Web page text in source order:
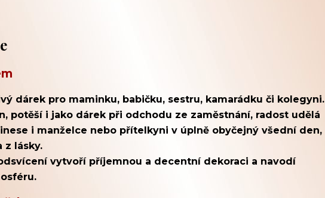
dárek pro maminku, babičku, sestru, kamarádku či kolegyni.
potěší i jako dárek při odchodu ze zaměstnání, radost udělá
i manželce nebo přítelkyni v úplně obyčejný všední den,
z lásky.
vytvoří příjemnou a decentní dekoraci a navodí